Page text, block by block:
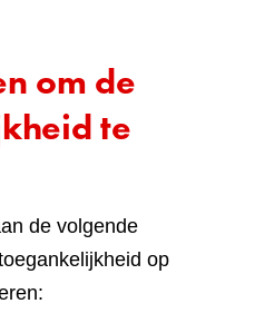
om de
te
de volgende
op